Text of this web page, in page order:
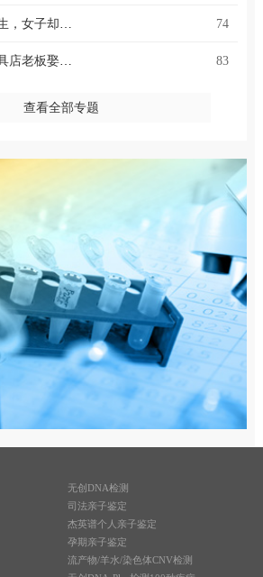
74
出狱不久的家具店老板娶小自己七岁的白领，不料却被骗得团团转 83
查看全部专题
无创DNA检测
司法亲子鉴定
杰英谱个人亲子鉴定
孕期亲子鉴定
流产物/羊水/染色体CNV检测